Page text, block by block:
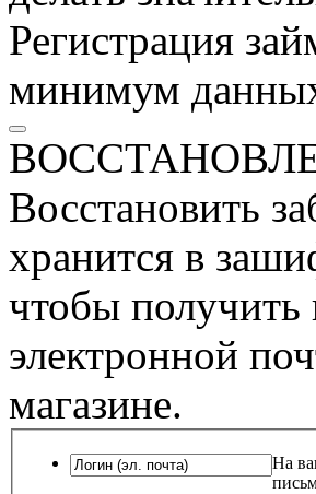
Регистрация
минимум
Восстановить
хранится в
чтобы получить
электронной
магазине.
На